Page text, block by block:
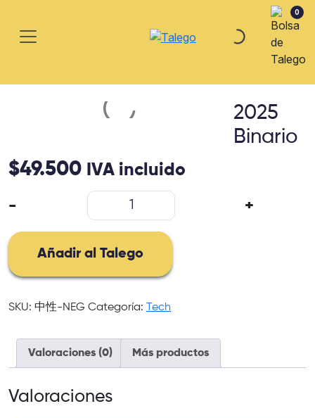
0
2025
Binario
$49.500 IVA incluido
-
2025
cantidad
+
Añadir al Talego
SKU: 中性-NEG Categoría: Tech
Valoraciones (0) Más productos
Valoraciones